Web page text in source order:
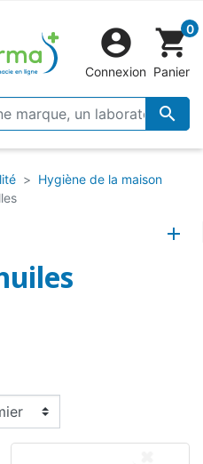


Connexion
shopping_cart0
Panier
Hygiène de la maison